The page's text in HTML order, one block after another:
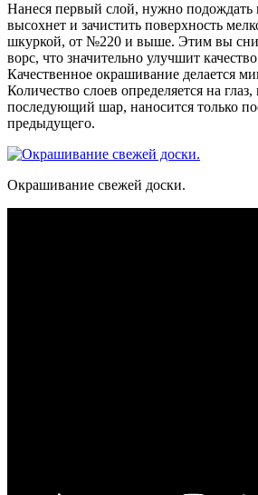
Нанеся первый слой, нужно подождать
высохнет и зачистить поверхность
шкуркой, от №220 и выше. Этим вы
ворс, что значительно улучшит
Качественное окрашивание делается
Количество слоев определяется на
последующий шар, наносится только
предыдущего.
Окрашивание свежей доски.